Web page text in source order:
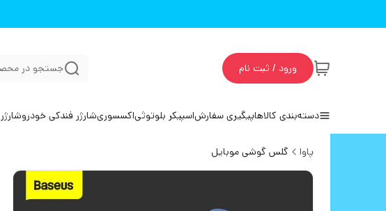
ورود / ثبت نام جستجو در
دسته‌بندی کالاهاپیگیری سفارشاسپیکر بلوتوثیاکسسوریشارژر فندکی خودرو
پاوا گلس گوشی موبایل